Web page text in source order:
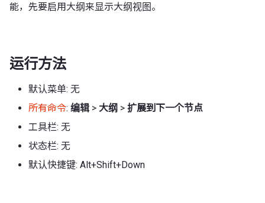
能，先要启用大纲来显示大纲视图。
运行方法
默认菜单: 无
所有命令: 编辑 > 大纲 > 扩展到下一个节点
工具栏: 无
状态栏: 无
默认快捷键: Alt+Shift+Down